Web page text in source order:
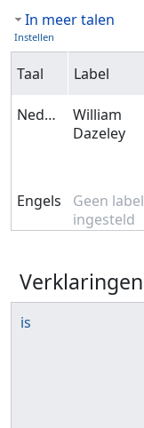
In meer talen
Instellen
Taal Label
Nederlands
William
Dazeley
Engels
Geen label
ingesteld
Verklaringen
is